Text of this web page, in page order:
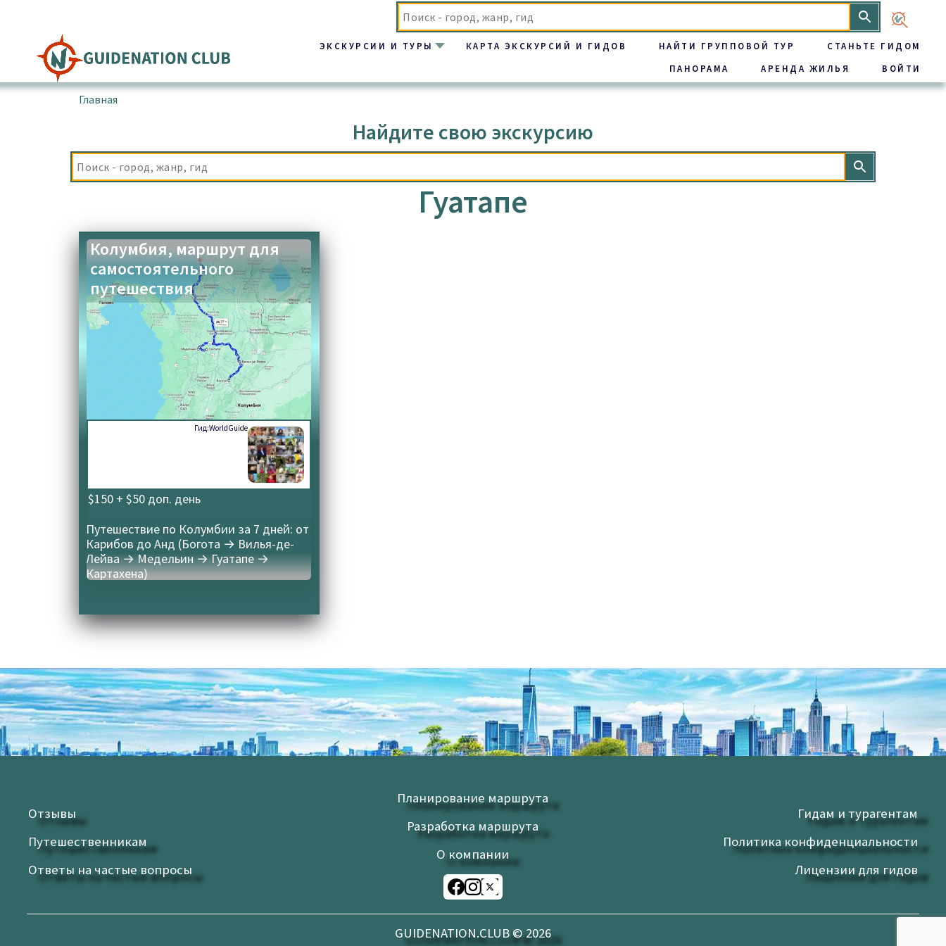
содержимому
ЭКСКУРСИИ И ТУРЫ КАРТА ЭКСКУРСИЙ И ГИДОВ НАЙТИ ГРУППОВОЙ ТУР
СТАНЬТЕ ГИДОМ
ПАНОРАМА
АРЕНДА ЖИЛЬЯ ВОЙТИ
Главная
Найдите свою экскурсию
Гуатапе
Колумбия, маршрут для
самостоятельного
путешествия
Гид:WorldGuide
$150 + $50 доп. день
Путешествие по Колумбии за 7 дней: от
Карибов до Анд (Богота → Вилья-де-
Лейва → Медельин → Гуатапе →
Картахена)
Отзывы
Путешественникам
Ответы на частые вопросы
Планирование маршрута
Разработка маршрута
О компании
Гидам и турагентам
Политика конфиденциальности
Лицензии для гидов
GUIDENATION.CLUB ©2026